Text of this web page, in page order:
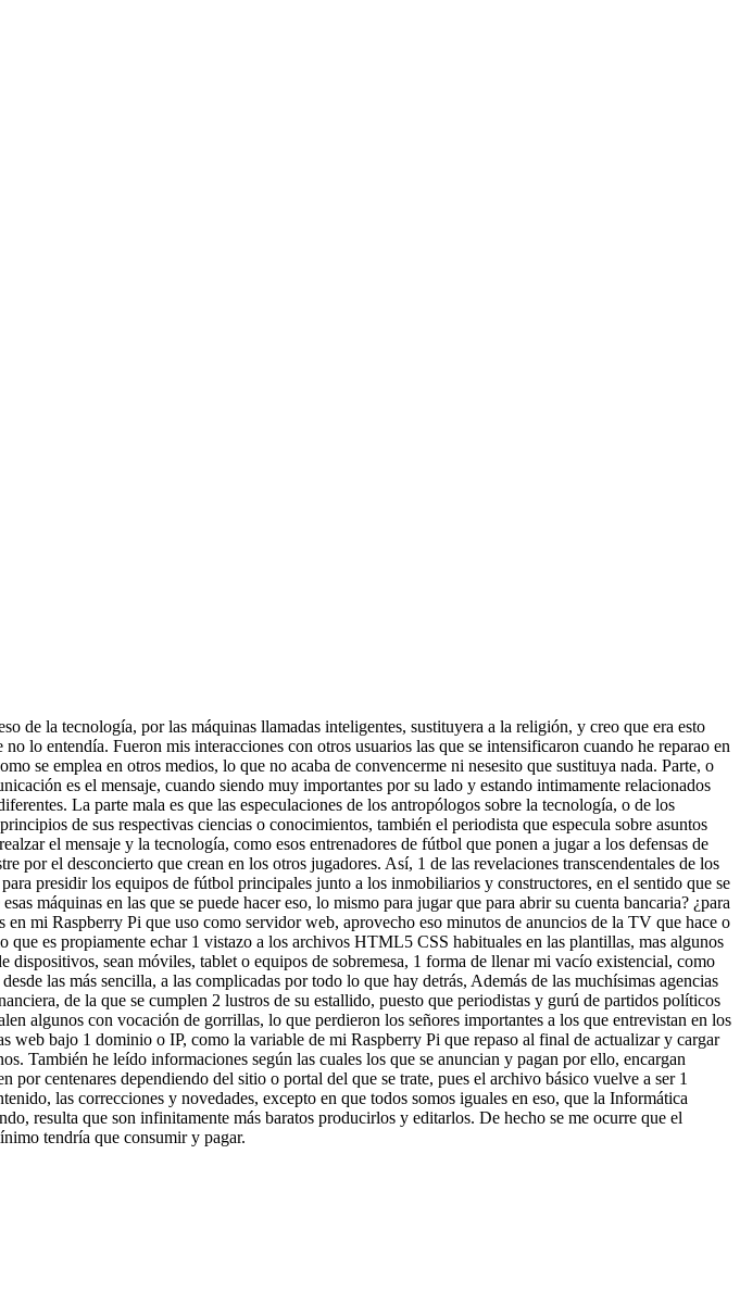
de la tecnología, por las máquinas llamadas inteligentes, sustituyera a la religión, y creo que era esto
lo entendía. Fueron mis interacciones con otros usuarios las que se intensificaron cuando he reparao en
se emplea en otros medios, lo que no acaba de convencerme ni nesesito que sustituya nada. Parte, o
es el mensaje, cuando siendo muy importantes por su lado y estando intimamente relacionados
La parte mala es que las especulaciones de los antropólogos sobre la tecnología, o de los
de sus respectivas ciencias o conocimientos, también el periodista que especula sobre asuntos
el mensaje y la tecnología, como esos entrenadores de fútbol que ponen a jugar a los defensas de
por el desconcierto que crean en los otros jugadores. Así, 1 de las revelaciones transcendentales de los
presidir los equipos de fútbol principales junto a los inmobiliarios y constructores, en el sentido que se
máquinas en las que se puede hacer eso, lo mismo para jugar que para abrir su cuenta bancaria? ¿para
mi Raspberry Pi que uso como servidor web, aprovecho eso minutos de anuncios de la TV que hace o
es propiamente echar 1 vistazo a los archivos HTML5 CSS habituales en las plantillas, mas algunos
sean móviles, tablet o equipos de sobremesa, 1 forma de llenar mi vacío existencial, como
las más sencilla, a las complicadas por todo lo que hay detrás, Además de las muchísimas agencias
de la que se cumplen 2 lustros de su estallido, puesto que periodistas y gurú de partidos políticos
algunos con vocación de gorrillas, lo que perdieron los señores importantes a los que entrevistan en los
web bajo 1 dominio o IP, como la variable de mi Raspberry Pi que repaso al final de actualizar y cargar
También he leído informaciones según las cuales los que se anuncian y pagan por ello, encargan
centenares dependiendo del sitio o portal del que se trate, pues el archivo básico vuelve a ser 1
las correcciones y novedades, excepto en que todos somos iguales en eso, que la Informática
resulta que son infinitamente más baratos producirlos y editarlos. De hecho se me ocurre que el
tendría que consumir y pagar.